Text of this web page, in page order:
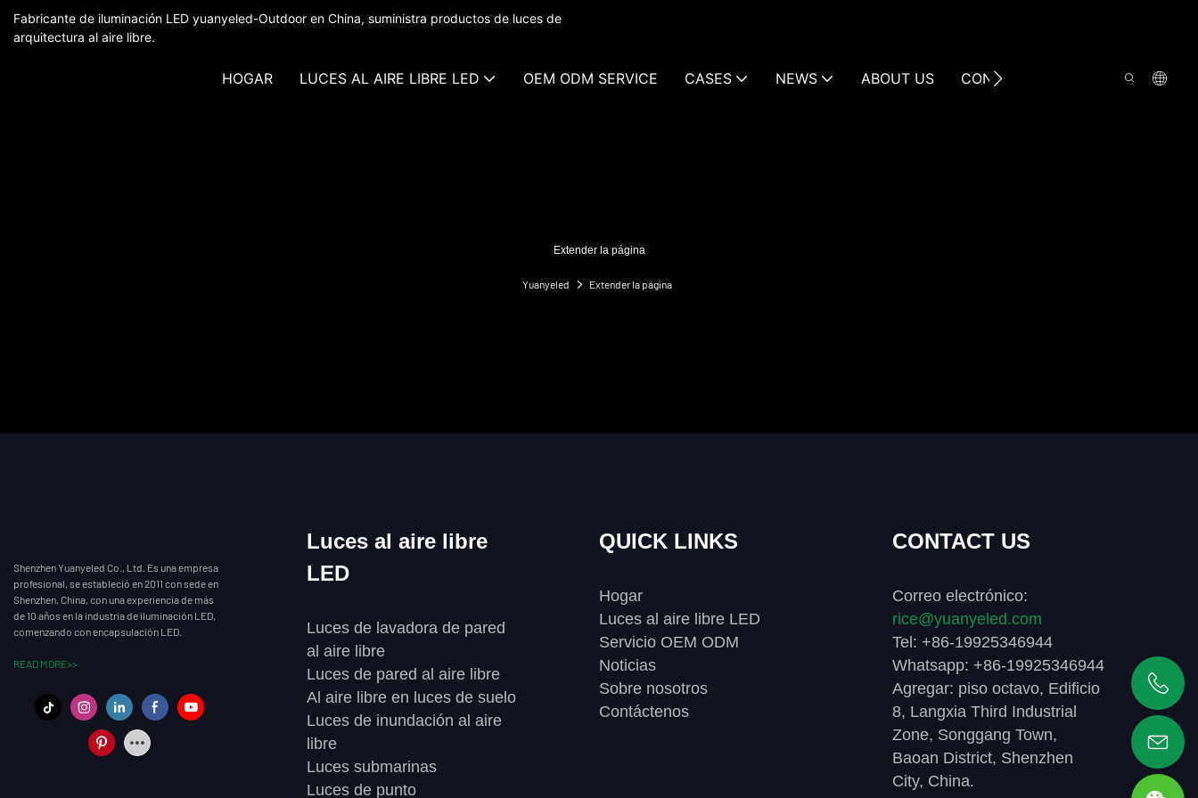
Fabricante de iluminación LED yuanyeled-Outdoor en China, suministra productos de luces de
arquitectura al aire libre.
HOGAR LUCES AL AIRE LIBRE LED OEM ODM SERVICE CASES NEWS ABOUT US CONTACT US
Extender la página
Yuanyeled Extender la página
Shenzhen Yuanyeled Co., Ltd. Es una empresa
profesional, se estableció en 2011 con sede en
Shenzhen, China, con una experiencia de más
de 10 años en la industria de iluminación LED,
comenzando con encapsulación LED.
READ MORE>>
Luces al aire libre
LED
Luces de lavadora de pared
al aire libre
Luces de pared al aire libre
Al aire libre en luces de suelo
Luces de inundación al aire
libre
Luces submarinas
Luces de punto
QUICK LINKS
Hogar
Luces al aire libre LED
Servicio OEM ODM
Noticias
Sobre nosotros
Contáctenos
CONTACT US
Correo electrónico:
rice@yuanyeled.com
Tel: +86-19925346944
Whatsapp: +86-19925346944
Agregar: piso octavo, Edificio
8, Langxia Third Industrial
Zone, Songgang Town,
Baoan District, Shenzhen
City, China.